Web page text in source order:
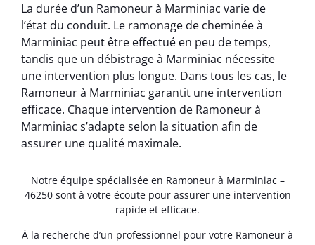
La durée d’un Ramoneur à Marminiac varie de
l’état du conduit. Le ramonage de cheminée à
Marminiac peut être effectué en peu de temps,
tandis que un débistrage à Marminiac nécessite
une intervention plus longue. Dans tous les cas, le
Ramoneur à Marminiac garantit une intervention
efficace. Chaque intervention de Ramoneur à
Marminiac s’adapte selon la situation afin de
assurer une qualité maximale.
Notre équipe spécialisée en Ramoneur à Marminiac –
46250 sont à votre écoute pour assurer une intervention
rapide et efficace.
À la recherche d’un professionnel pour votre Ramoneur à